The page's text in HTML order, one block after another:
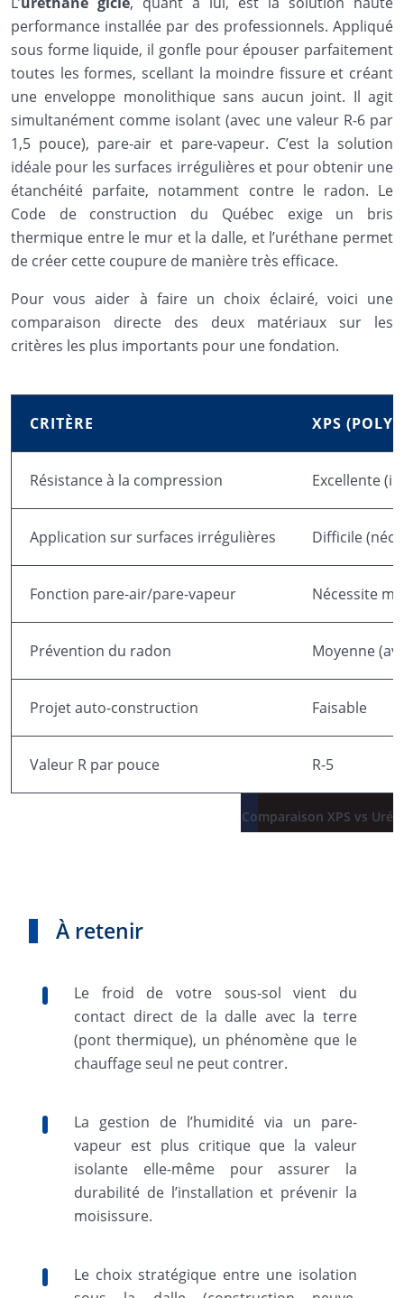
performance installée par des professionnels. Appliqué
sous forme liquide, il gonfle pour épouser parfaitement
toutes les formes, scellant la moindre fissure et créant
une enveloppe monolithique sans aucun joint. Il agit
simultanément comme isolant (avec une valeur R-6 par
1,5 pouce), pare-air et pare-vapeur. C’est la solution
idéale pour les surfaces irrégulières et pour obtenir une
étanchéité parfaite, notamment contre le radon. Le
Code de construction du Québec exige un bris
thermique entre le mur et la dalle, et l’uréthane permet
de créer cette coupure de manière très efficace.
Pour vous aider à faire un choix éclairé, voici une
comparaison directe des deux matériaux sur les
critères les plus importants pour une fondation.
Comparaison XPS vs
CRITÈRE XPS
Résistance à la compression Excellente
Application sur surfaces irrégulières Difficile
Fonction pare-air/pare-vapeur Nécessite
Prévention du radon Moyenne
Projet auto-construction Faisable
Valeur R par pouce R-5
À retenir
Le froid de votre sous-sol vient du
contact direct de la dalle avec la terre
(pont thermique), un phénomène que le
chauffage seul ne peut contrer.
La gestion de l’humidité via un pare-
vapeur est plus critique que la valeur
isolante elle-même pour assurer la
durabilité de l’installation et prévenir la
moisissure.
Le choix stratégique entre une isolation